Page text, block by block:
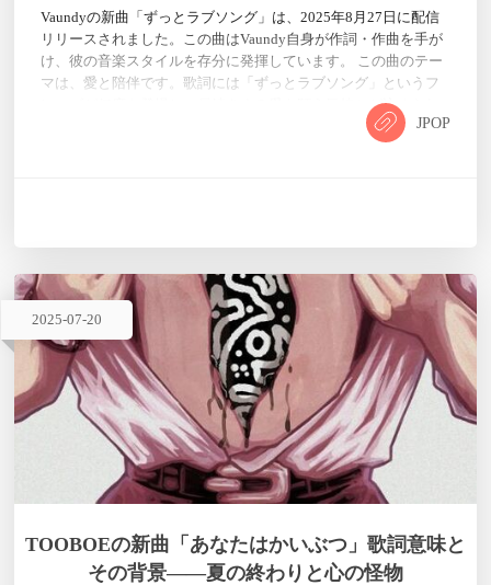
JPOP
Vaundyの新曲「ずっとラブソング」は、2025年8月27日に配信
リリースされました。この曲はVaundy自身が作詞・作曲を手が
け、彼の音楽スタイルを存分に発揮しています。 この曲のテー
マは、愛と陪伴です。歌詞には「ずっとラブソング」というフ
レーズが何度も登場し、長続きする愛を願う気持ちが込められ
ています。また、歌詞には「あの日から消えない思い出のメロ
2025-07-20
TOOBOEの新曲「あなたはかいぶつ」歌詞意味と
その背景——夏の終わりと心の怪物